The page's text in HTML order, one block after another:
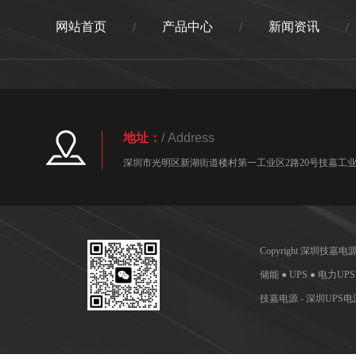
网站首页 / 产品中心 / 新闻资讯 /
地址： / Address
深圳市光明区新湖街道楼村第一工业区2路20号技嘉工
Copyright 深圳技嘉电
储能 ● UPS ● 电力
技嘉电源 - 深圳UPS